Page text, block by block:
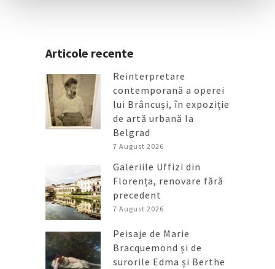
Articole recente
Reinterpretare
contemporană a operei
lui Brâncuși, în expoziție
de artă urbană la
Belgrad
7 August 2026
Galeriile Uffizi din
Florența, renovare fără
precedent
7 August 2026
Peisaje de Marie
Bracquemond și de
surorile Edma și Berthe